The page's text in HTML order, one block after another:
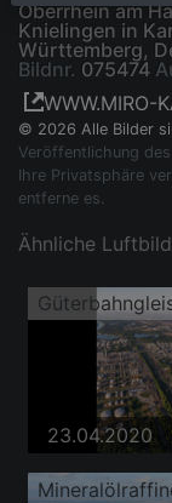
Oberrhein am
Knielingen in
Württemberg,
Bildnr. 075474
WWW.MIRO-
© 2026 Alle Bilder
Veröffentlichung
Ihre Privatsphäre
entferne es.
Ähnliche
23.04.2020